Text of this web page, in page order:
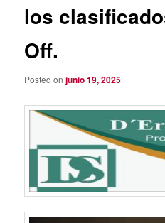
los
Off.
Posted onjunio 19, 2025